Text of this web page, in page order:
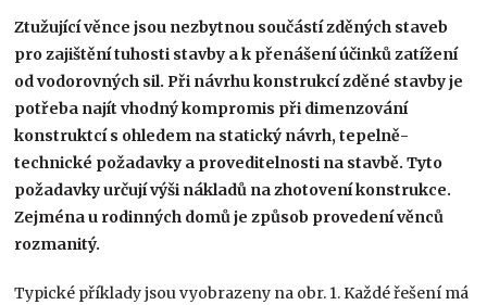
Ztužující věnce jsou nezbytnou součástí zděných staveb
pro zajištění tuhosti stavby a k přenášení účinků zatížení
od vodorovných sil. Při návrhu konstrukcí zděné stavby je
potřeba najít vhodný kompromis při dimenzování
konstruktcí s ohledem na statický návrh, tepelně-
technické požadavky a proveditelnosti na stavbě. Tyto
požadavky určují výši nákladů na zhotovení konstrukce.
Zejména u rodinných domů je způsob provedení věnců
rozmanitý.
Typické příklady jsou vyobrazeny na obr. 1. Každé řešení má